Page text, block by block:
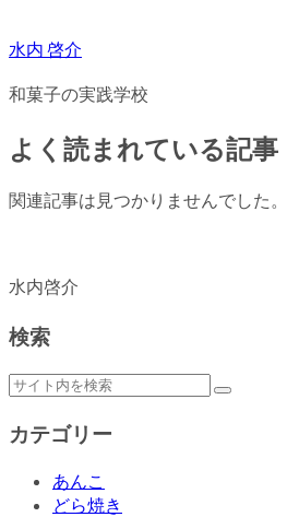
水内 啓介
和菓子の実践学校
よく読まれている記事
関連記事は見つかりませんでした。
水内啓介
検索
カテゴリー
あんこ
どら焼き